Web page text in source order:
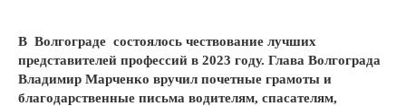
В Волгограде состоялось чествование лучших
представителей профессий в 2023 году. Глава Волгограда
Владимир Марченко вручил почетные грамоты и
благодарственные письма водителям, спасателям,